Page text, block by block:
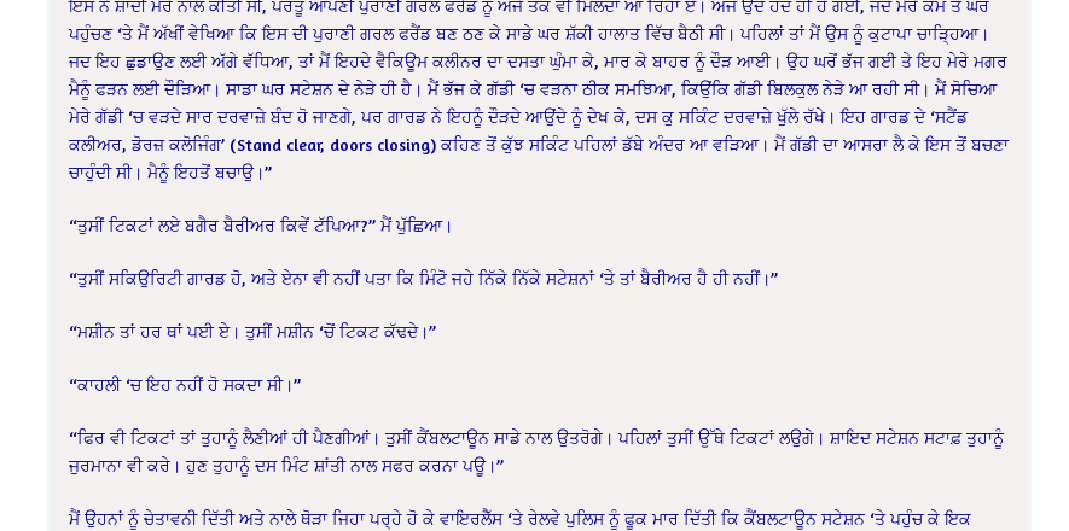
‌ਇਸ ਨੇ ਸ਼ਾਦੀ ਮੇਰੇ ਨਾਲ ਕੀਤੀ ਸੀ, ਪਰੰਤੂ ਆਪਣੀ ਪੁਰਾਣੀ ਗਰਲ ਫਰੈਂਡ ਨੂੰ ਅਜੇ ਤੱਕ ਵੀ ਮਿਲਦਾ ਆ ਰਿਹਾ ਏ। ਅੱਜ ਉਦੋਂ ਹੱਦ ਹੀ ਹੋ ਗਈ, ਜਦੋਂ ਮੇਰੇ ਕੰਮ ਤੋਂ ਘਰ
ਪਹੁੰਚਣ ‘ਤੇ ਮੈਂ ਅੱਖੀਂ ਵੇਖਿਆ ਕਿ ਇਸ ਦੀ ਪੁਰਾਣੀ ਗਰਲ ਫਰੈਂਡ ਬਣ ਠਣ ਕੇ ਸਾਡੇ ਘਰ ਸ਼ੱਕੀ ਹਾਲਾਤ ਵਿੱਚ ਬੈਠੀ ਸੀ। ਪਹਿਲਾਂ ਤਾਂ ਮੈਂ ਉਸ ਨੂੰ ਕੁਟਾਪਾ ਚਾੜ੍ਹਿਆ।
ਜਦ ਇਹ ਛੁਡਾਉਣ ਲਈ ਅੱਗੇ ਵੱਧਿਆ, ਤਾਂ ਮੈਂ ਇਹਦੇ ਵੈਕਿਊਮ ਕਲੀਨਰ ਦਾ ਦਸਤਾ ਘੁੰਮਾ ਕੇ, ਮਾਰ ਕੇ ਬਾਹਰ ਨੂੰ ਦੌੜ ਆਈ। ਉਹ ਘਰੋਂ ਭੱਜ ਗਈ ਤੇ ਇਹ ਮੇਰੇ ਮਗਰ
ਮੈਨੂੰ ਫੜਨ ਲਈ ਦੌੜਿਆ। ਸਾਡਾ ਘਰ ਸਟੇਸ਼ਨ ਦੇ ਨੇੜੇ ਹੀ ਹੈ। ਮੈਂ ਭੱਜ ਕੇ ਗੱਡੀ ‘ਚ ਵੜਨਾ ਠੀਕ ਸਮਝਿਆ, ਕਿਉਂਕਿ ਗੱਡੀ ਬਿਲਕੁਲ ਨੇੜੇ ਆ ਰਹੀ ਸੀ। ਮੈਂ ਸੋਚਿਆ
ਮੇਰੇ ਗੱਡੀ ‘ਚ ਵੜਦੇ ਸਾਰ ਦਰਵਾਜ਼ੇ ਬੰਦ ਹੋ ਜਾਣਗੇ, ਪਰ ਗਾਰਡ ਨੇ ਇਹਨੂੰ ਦੌੜਦੇ ਆਉਂਦੇ ਨੂੰ ਦੇਖ ਕੇ, ਦਸ ਕੁ ਸਕਿੰਟ ਦਰਵਾਜ਼ੇ ਖੁੱਲੇ ਰੱਖੇ। ਇਹ ਗਾਰਡ ਦੇ ‘ਸਟੈਂਡ
ਕਲੀਅਰ, ਡੋਰਜ਼ ਕਲੋਜਿੰਗ’ (Stand clear, doors closing) ਕਹਿਣ ਤੋਂ ਕੁੱਝ ਸਕਿੰਟ ਪਹਿਲਾਂ ਡੱਬੇ ਅੰਦਰ ਆ ਵੜਿਆ। ਮੈਂ ਗੱਡੀ ਦਾ ਆਸਰਾ ਲੈ ਕੇ ਇਸ ਤੋਂ ਬਚਣਾ
ਚਾਹੁੰਦੀ ਸੀ। ਮੈਨੂੰ ਇਹਤੋਂ ਬਚਾਉ।”
“ਤੁਸੀਂ ਟਿਕਟਾਂ ਲਏ ਬਗੈਰ ਬੈਰੀਅਰ ਕਿਵੇਂ ਟੱਪਿਆ?” ਮੈਂ ਪੁੱਛਿਆ।
“ਤੁਸੀਂ ਸਕਿਉਰਿਟੀ ਗਾਰਡ ਹੋ, ਅਤੇ ਏਨਾ ਵੀ ਨਹੀਂ ਪਤਾ ਕਿ ਮਿੰਟੋ ਜਹੇ ਨਿੱਕੇ ਨਿੱਕੇ ਸਟੇਸ਼ਨਾਂ ‘ਤੇ ਤਾਂ ਬੈਰੀਅਰ ਹੈ ਹੀ ਨਹੀਂ।”
“ਮਸ਼ੀਨ ਤਾਂ ਹਰ ਥਾਂ ਪਈ ਏ। ਤੁਸੀਂ ਮਸ਼ੀਨ ‘ਚੋਂ ਟਿਕਟ ਕੱਢਦੇ।”
“ਕਾਹਲੀ ‘ਚ ਇਹ ਨਹੀਂ ਹੋ ਸਕਦਾ ਸੀ।”
“ਫਿਰ ਵੀ ਟਿਕਟਾਂ ਤਾਂ ਤੁਹਾਨੂੰ ਲੈਣੀਆਂ ਹੀ ਪੈਣਗੀਆਂ। ਤੁਸੀਂ ਕੈਂਬਲਟਾਊਨ ਸਾਡੇ ਨਾਲ ਉਤਰੋਗੇ। ਪਹਿਲਾਂ ਤੁਸੀਂ ਉੱਥੇ ਟਿਕਟਾਂ ਲਉਗੇ। ਸ਼ਾਇਦ ਸਟੇਸ਼ਨ ਸਟਾਫ਼ ਤੁਹਾਨੂੰ
ਜੁਰਮਾਨਾ ਵੀ ਕਰੇ‌। ਹੁਣ ਤੁਹਾਨੂੰ ਦਸ ਮਿੰਟ ਸ਼ਾਂਤੀ ਨਾਲ ਸਫਰ ਕਰਨਾ ਪਊ।”
ਮੈਂ ਉਹਨਾਂ ਨੂੰ ਚੇਤਾਵਨੀ ਦਿੱਤੀ ਅਤੇ ਨਾਲੇ ਥੋੜਾ ਜਿਹਾ ਪਰ੍ਹੇ ਹੋ ਕੇ ਵਾਇਰਲੈੱਸ ‘ਤੇ ਰੇਲਵੇ ਪੁਲਿਸ ਨੂੰ ਫੂਕ ਮਾਰ ਦਿੱਤੀ ਕਿ ਕੈਂਬਲਟਾਊਨ ਸਟੇਸ਼ਨ ‘ਤੇ ਪਹੁੰਚ ਕੇ ਇਕ